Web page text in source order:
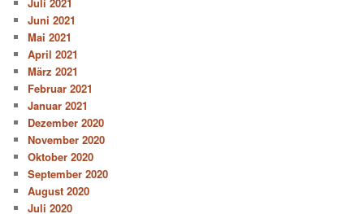
Juni 2021
Mai 2021
April 2021
März 2021
Februar 2021
Januar 2021
Dezember 2020
November 2020
Oktober 2020
September 2020
August 2020
Juli 2020